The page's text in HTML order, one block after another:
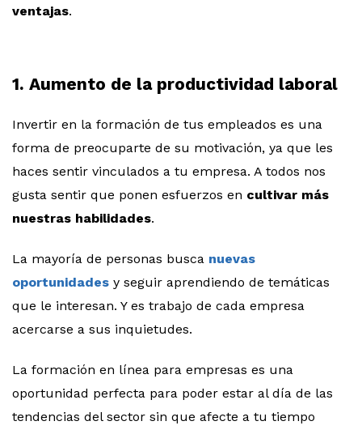
ventajas.
1. Aumento de la productividad laboral
Invertir en la formación de tus empleados es una
forma de preocuparte de su motivación, ya que les
haces sentir vinculados a tu empresa. A todos nos
gusta sentir que ponen esfuerzos en cultivar más
nuestras habilidades.
La mayoría de personas busca nuevas
oportunidades y seguir aprendiendo de temáticas
que le interesan. Y es trabajo de cada empresa
acercarse a sus inquietudes.
La formación en línea para empresas es una
oportunidad perfecta para poder estar al día de las
tendencias del sector sin que afecte a tu tiempo